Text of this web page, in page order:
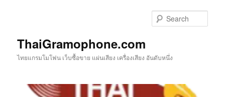
ThaiGramophone.com
ไทยแกรมโมโฟน เว็บซื้อขาย แผ่นเสียง เครื่องเสียง อันดับหนึ่ง